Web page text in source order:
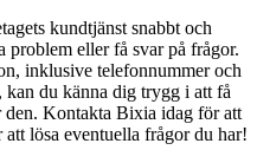
kundtjänst snabbt och
eller få svar på frågor.
inklusive telefonnummer och
kan du känna dig trygg i att få
den. Kontakta Bixia idag för att
lösa eventuella frågor du har!